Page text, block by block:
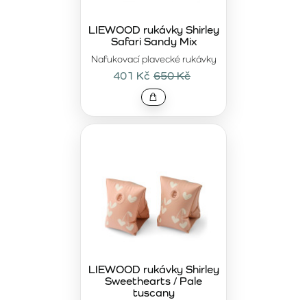
Nafukovací plavecké rukávky
LIEWOOD rukávky Shirley
Safari Sandy Mix
401 Kč 650 Kč
LIEWOOD rukávky Shirley
Sweethearts / Pale
tuscany